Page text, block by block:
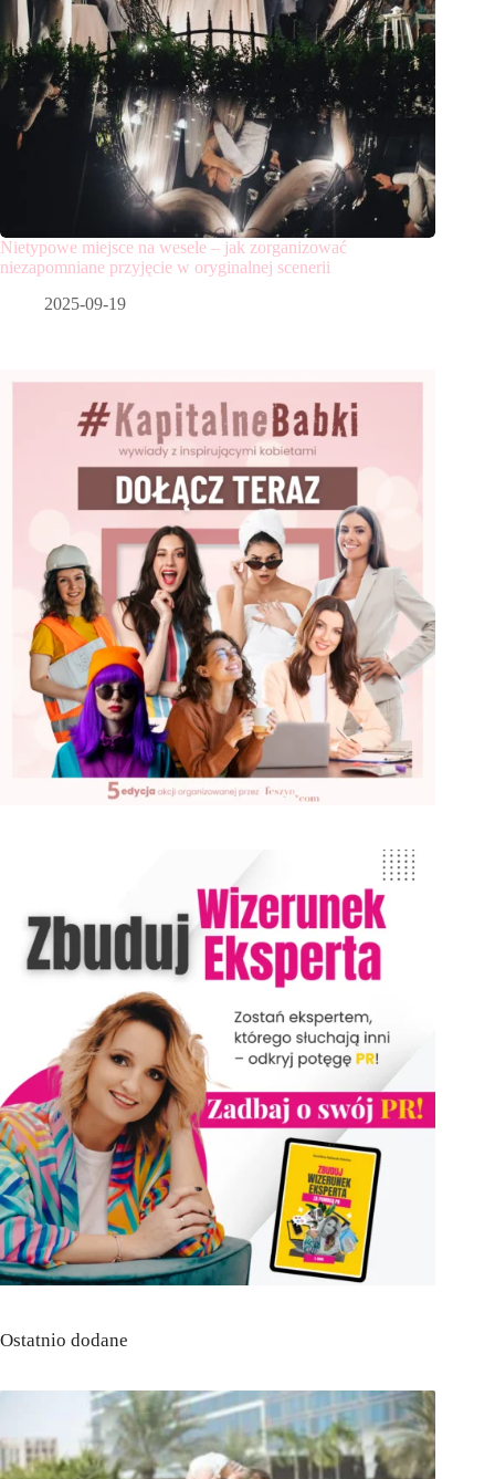
Nietypowe miejsce na wesele – jak zorganizować
niezapomniane przyjęcie w oryginalnej scenerii
2025-09-19
Ostatnio dodane